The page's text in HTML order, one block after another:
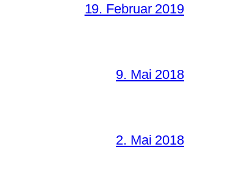
19. Februar 2019
9. Mai 2018
2. Mai 2018